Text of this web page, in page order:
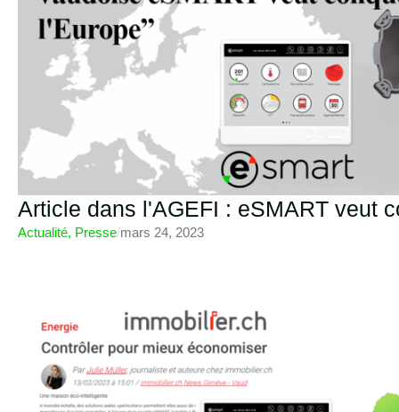
Article dans l'AGEFI : eSMART veut
Actualité, Presse/mars 24, 2023